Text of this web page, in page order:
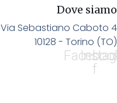
Dove siamo
Via Sebastiano Caboto 4
10128 - Torino (TO)
f